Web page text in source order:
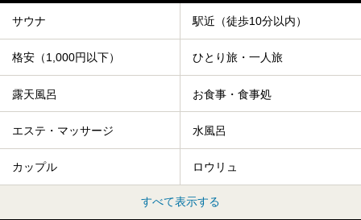
サウナ 駅近（徒歩10分以内）
格安（1,000円以下） ひとり旅・一人旅
露天風呂 お食事・食事処
エステ・マッサージ 水風呂
カップル ロウリュ
すべて表示する